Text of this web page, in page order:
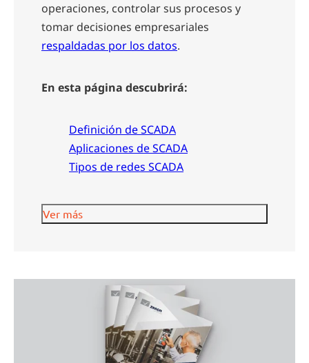
operaciones, controlar sus procesos y
tomar decisiones empresariales
respaldadas por los datos.
En esta página descubrirá:
Definición de SCADA
Aplicaciones de SCADA
Tipos de redes SCADA
Ver más